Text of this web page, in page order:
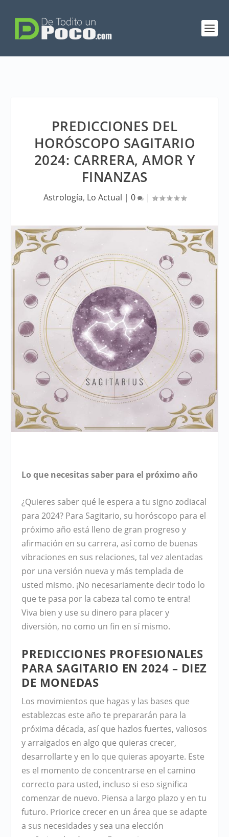
PREDICCIONES DEL
HORÓSCOPO SAGITARIO
2024: CARRERA, AMOR Y
FINANZAS
Astrología, Lo Actual | 0 |
Lo que necesitas saber para el próximo año
¿Quieres saber qué le espera a tu signo zodiacal
para 2024? Para Sagitario, su horóscopo para el
próximo año está lleno de gran progreso y
afirmación en su carrera, así como de buenas
vibraciones en sus relaciones, tal vez alentadas
por una versión nueva y más templada de
usted mismo. ¡No necesariamente decir todo lo
que te pasa por la cabeza tal como te entra!
Viva bien y use su dinero para placer y
diversión, no como un fin en sí mismo.
PREDICCIONES PROFESIONALES
PARA SAGITARIO EN 2024 – DIEZ
DE MONEDAS
Los movimientos que hagas y las bases que
establezcas este año te prepararán para la
próxima década, así que hazlos fuertes, valiosos
y arraigados en algo que quieras crecer,
desarrollarte y en lo que quieras apoyarte. Este
es el momento de concentrarse en el camino
correcto para usted, incluso si eso significa
comenzar de nuevo. Piensa a largo plazo y en tu
futuro. Priorice crecer en un área que se adapte
a sus necesidades y sea una elección